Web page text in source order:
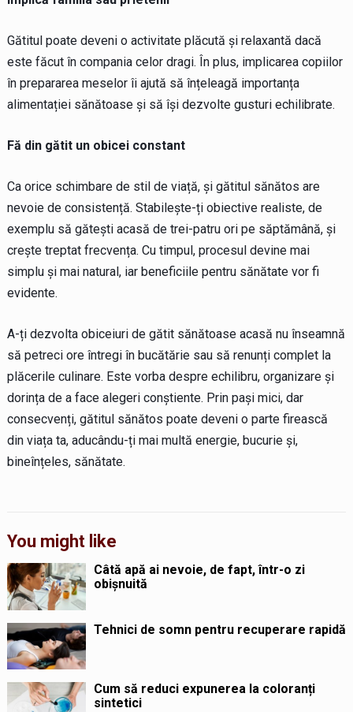
Gătitul poate deveni o activitate plăcută și relaxantă dacă
este făcut în compania celor dragi. În plus, implicarea copiilor
în prepararea meselor îi ajută să înțeleagă importanța
alimentației sănătoase și să își dezvolte gusturi echilibrate.
Fă din gătit un obicei constant
Ca orice schimbare de stil de viață, și gătitul sănătos are
nevoie de consistență. Stabilește-ți obiective realiste, de
exemplu să gătești acasă de trei-patru ori pe săptămână, și
crește treptat frecvența. Cu timpul, procesul devine mai
simplu și mai natural, iar beneficiile pentru sănătate vor fi
evidente.
A-ți dezvolta obiceiuri de gătit sănătoase acasă nu înseamnă
să petreci ore întregi în bucătărie sau să renunți complet la
plăcerile culinare. Este vorba despre echilibru, organizare și
dorința de a face alegeri conștiente. Prin pași mici, dar
consecvenți, gătitul sănătos poate deveni o parte firească
din viața ta, aducându-ți mai multă energie, bucurie și,
bineînțeles, sănătate.
You might like
Câtă apă ai nevoie, de fapt, într-o zi
obișnuită
Tehnici de somn pentru recuperare rapidă
Cum să reduci expunerea la coloranți
sintetici